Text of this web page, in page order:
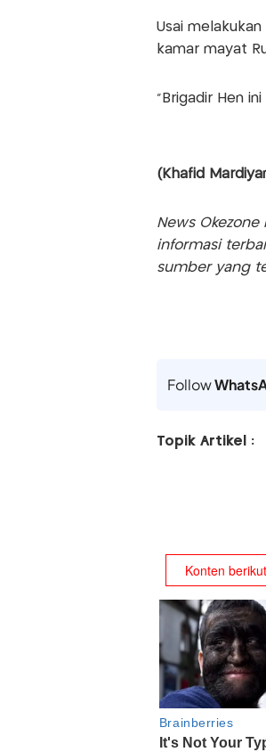
Usai
kamar mayat
"Brigadir Hen
(Khafid
News
informasi
sumber yang
Follow
Topik Artikel :